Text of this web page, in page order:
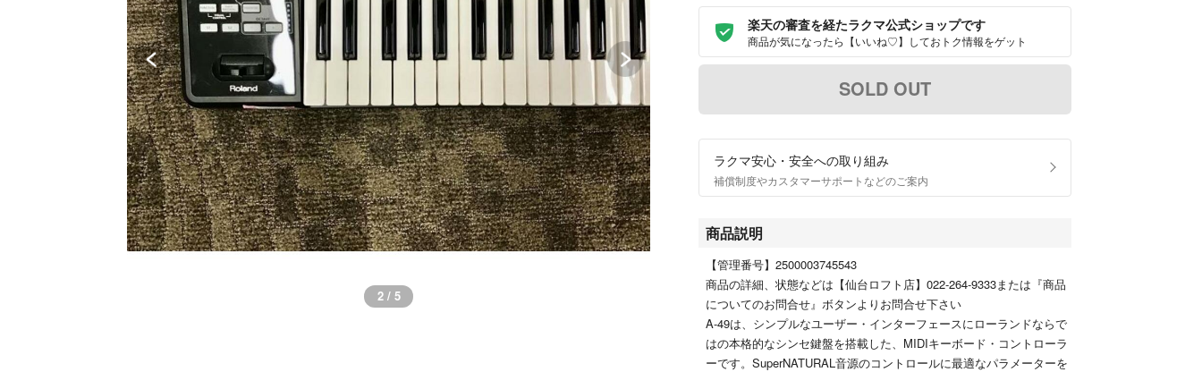
2 / 5
楽天の審査を経たラクマ公式ショップです
商品が気になったら【いいね♡】しておトク情報をゲット
SOLD OUT
ラクマ安心・安全への取り組み
補償制度やカスタマーサポートなどのご案内
商品説明
【管理番号】2500003745543
商品の詳細、状態などは【仙台ロフト店】022-264-9333または『商品
についてのお問合せ』ボタンよりお問合せ下さい
A-49は、シンプルなユーザー・インターフェースにローランドならで
はの本格的なシンセ鍵盤を搭載した、MIDIキーボード・コントローラ
ーです。SuperNATURAL音源のコントロールに最適なパラメーターを